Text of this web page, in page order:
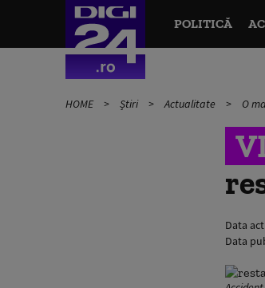
POLITICĂ
HOME Știri Actualitate O
Data
Data